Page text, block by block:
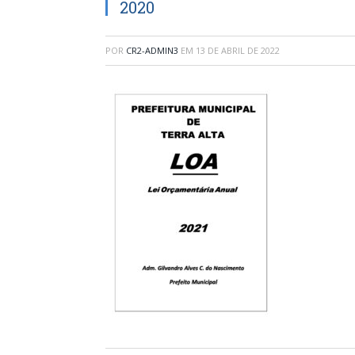
2020
POR CR2-ADMIN3 EM 13 DE ABRIL DE 2022